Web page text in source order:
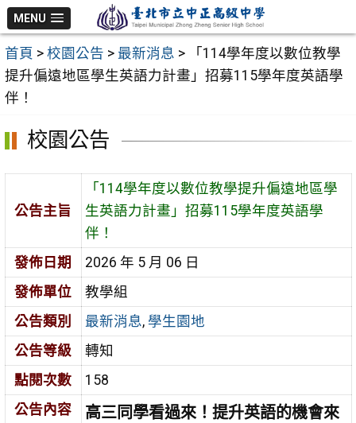
跳
至
主
要
內
MENU
首頁 > 校園公告 > 最新消息 >
「114學年度以數位教學
提升偏遠地區學生英語力計畫」招募115學年度英語學
伴！
校園公告
公告主旨
「114學年度以數位教學提升偏遠地區學
生英語力計畫」招募115學年度英語學
伴！
發佈日期
2026 年 5 月 06 日
發佈單位
教學組
公告類別
最新消息, 學生園地
公告等級
轉知
點閱次數
158
公告內容
高三同學看過來！提升英語的機會來